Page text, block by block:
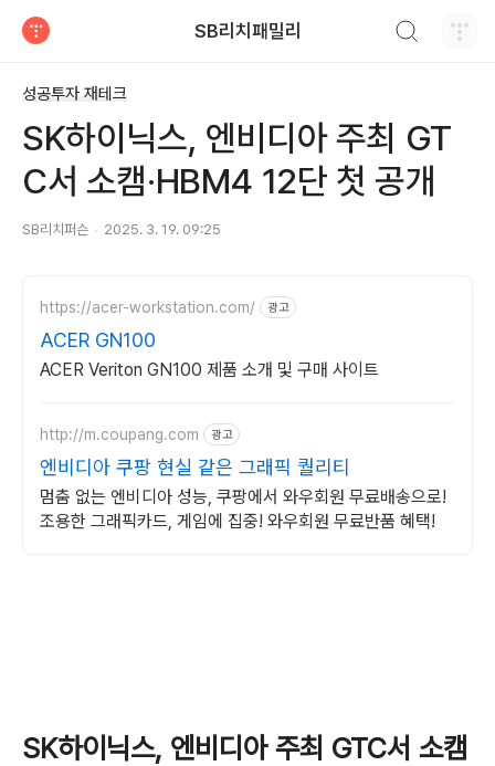
SB리치패밀리
성공투자 재테크
SK하이닉스, 엔비디아 주최 GT
C서 소캠·HBM4 12단 첫 공개
SB리치퍼슨 2025. 3. 19. 09:25
https://acer-workstation.com/ 광고
ACER GN100
ACER Veriton GN100 제품 소개 및 구매 사이트
http://m.coupang.com 광고
엔비디아 쿠팡 현실 같은 그래픽 퀄리티
멈춤 없는 엔비디아 성능, 쿠팡에서 와우회원 무료배송으로!
조용한 그래픽카드, 게임에 집중! 와우회원 무료반품 혜택!
SK하이닉스, 엔비디아 주최 GTC서 소캠